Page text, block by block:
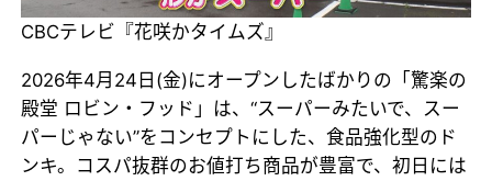
CBCテレビ『花咲かタイムズ』
2026年4月24日(金)にオープンしたばかりの「驚楽の
殿堂 ロビン・フッド」は、“スーパーみたいで、スー
パーじゃない”をコンセプトにした、食品強化型のド
ンキ。コスパ抜群のお値打ち商品が豊富で、初日には